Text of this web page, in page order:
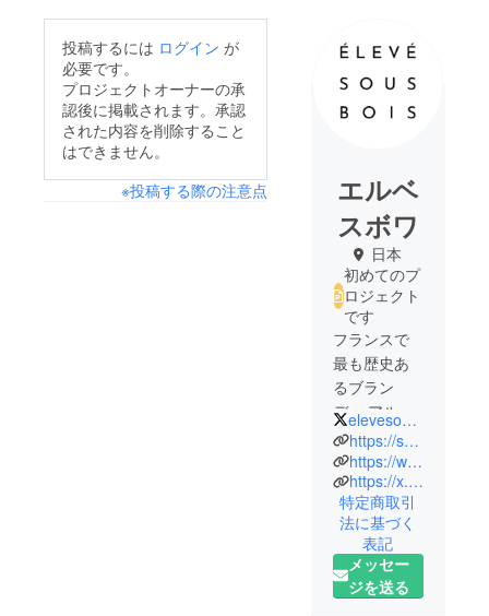
投稿するには ログイン が
必要です。
プロジェクトオーナーの承
認後に掲載されます。承認
された内容を削除すること
はできません。
※投稿する際の注意点
エルベ
スボワ
日本
初めてのプ
ロジェクト
です
フランスで
最も歴史あ
るブラン
デー アルマ
ニャックの
専門店で
す。2025年
に日本初の
ドメーヌ
ドゥラバル
国内販売店
として創業
elevesousbois
https://shop.elevesousbois.com
https://www.instagram.com/elevesousbois
https://x.com/elevesousbois
特定商取引
法に基づく
表記
メッセー
ジを送る